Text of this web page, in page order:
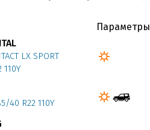
Параметры
LX SPORT
40 R22 110Y